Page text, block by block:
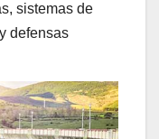
sistemas de
defensas